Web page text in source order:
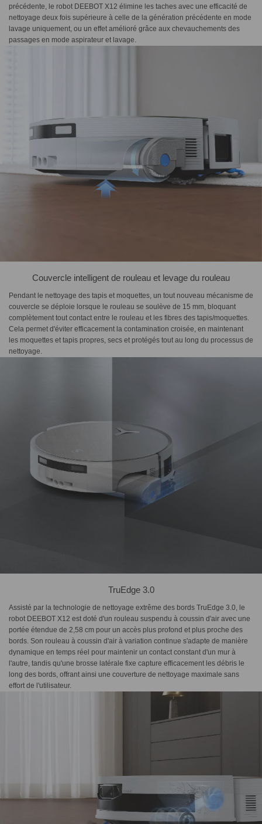
précédente, le robot DEEBOT X12 élimine les taches avec une efficacité de
nettoyage deux fois supérieure à celle de la génération précédente en mode
lavage uniquement, ou un effet amélioré grâce aux chevauchements des
passages en mode aspirateur et lavage.
Couvercle intelligent de rouleau et levage du rouleau
Pendant le nettoyage des tapis et moquettes, un tout nouveau mécanisme de
couvercle se déploie lorsque le rouleau se soulève de 15 mm, bloquant
complètement tout contact entre le rouleau et les fibres des tapis/moquettes.
Cela permet d'éviter efficacement la contamination croisée, en maintenant
les moquettes et tapis propres, secs et protégés tout au long du processus de
nettoyage.
TruEdge 3.0
Assisté par la technologie de nettoyage extrême des bords TruEdge 3.0, le
robot DEEBOT X12 est doté d'un rouleau suspendu à coussin d'air avec une
portée étendue de 2,58 cm pour un accès plus profond et plus proche des
bords. Son rouleau à coussin d'air à variation continue s'adapte de manière
dynamique en temps réel pour maintenir un contact constant d'un mur à
l'autre, tandis qu'une brosse latérale fixe capture efficacement les débris le
long des bords, offrant ainsi une couverture de nettoyage maximale sans
effort de l'utilisateur.